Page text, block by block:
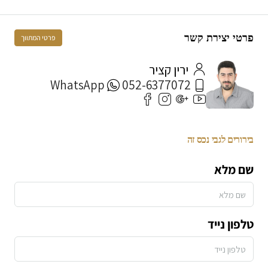
פרטי יצירת קשר פרטי המתווך
ירין קציר
052-6377072
WhatsApp
בירורים לגבי נכס זה
שם מלא
טלפון נייד